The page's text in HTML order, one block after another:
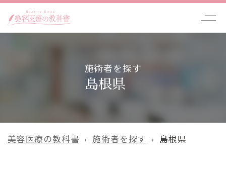
施術者を探す
島根県
美容医療の教科書 施術者を探す 島根県